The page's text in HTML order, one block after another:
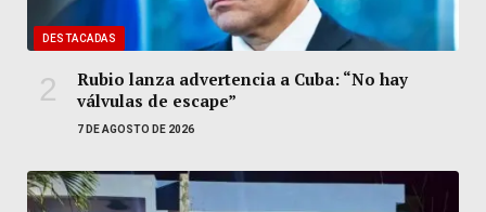
DESTACADAS
Rubio lanza advertencia a Cuba: “No hay
válvulas de escape”
7 DE AGOSTO DE 2026